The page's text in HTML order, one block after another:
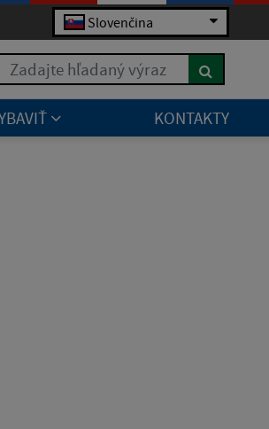
Slovenčina
Zadajte hľadaný výraz
KONTAKTY